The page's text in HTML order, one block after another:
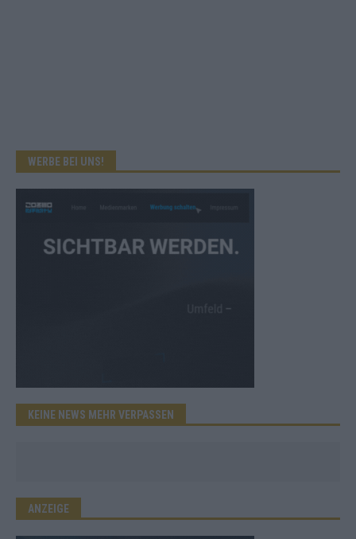
WERBE BEI UNS!
KEINE NEWS MEHR VERPASSEN
ANZEIGE